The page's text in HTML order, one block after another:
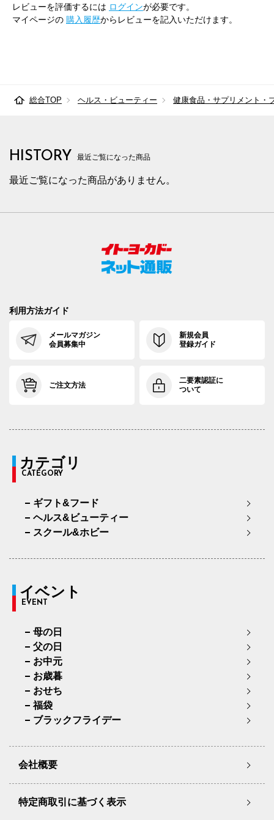
レビューを評価するには ログインが必要です。
マイページの 購入履歴からレビューを記入いただけます。
総合TOP ヘルス・ビューティー 健康食品・サプリメント・
HISTORY 最近ご覧になった商品
最近ご覧になった商品がありません。
利用方法ガイド
メールマガジン
会員募集中
新規会員
登録ガイド
ご注文方法
二要素認証に
ついて
カテゴリ
CATEGORY
ギフト&フード
ヘルス&ビューティー
スクール&ホビー
イベント
EVENT
母の日
父の日
お中元
お歳暮
おせち
福袋
ブラックフライデー
会社概要
特定商取引に基づく表示